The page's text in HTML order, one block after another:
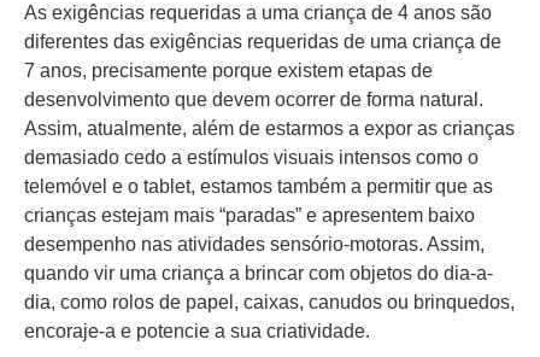
As exigências requeridas a uma criança de 4 anos são
diferentes das exigências requeridas de uma criança de
7 anos, precisamente porque existem etapas de
desenvolvimento que devem ocorrer de forma natural.
Assim, atualmente, além de estarmos a expor as crianças
demasiado cedo a estímulos visuais intensos como o
telemóvel e o tablet, estamos também a permitir que as
crianças estejam mais “paradas” e apresentem baixo
desempenho nas atividades sensório-motoras. Assim,
quando vir uma criança a brincar com objetos do dia-a-
dia, como rolos de papel, caixas, canudos ou brinquedos,
encoraje-a e potencie a sua criatividade.